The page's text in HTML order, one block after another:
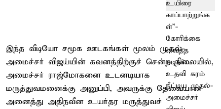
இந்த வீடியோ சமூக ஊடகங்கள் மூலம் முதல்-
அமைச்சர் விஜய்யின் கவனத்திற்குச் சென்ற நிலையில்,
அமைச்சர் ராஜ்மோகனை உடனடியாக
மருத்துவமனைக்கு அனுப்பி, அவருக்கு தேவையான
அனைத்து அதிநவீன உயர்தர மருத்துவச்